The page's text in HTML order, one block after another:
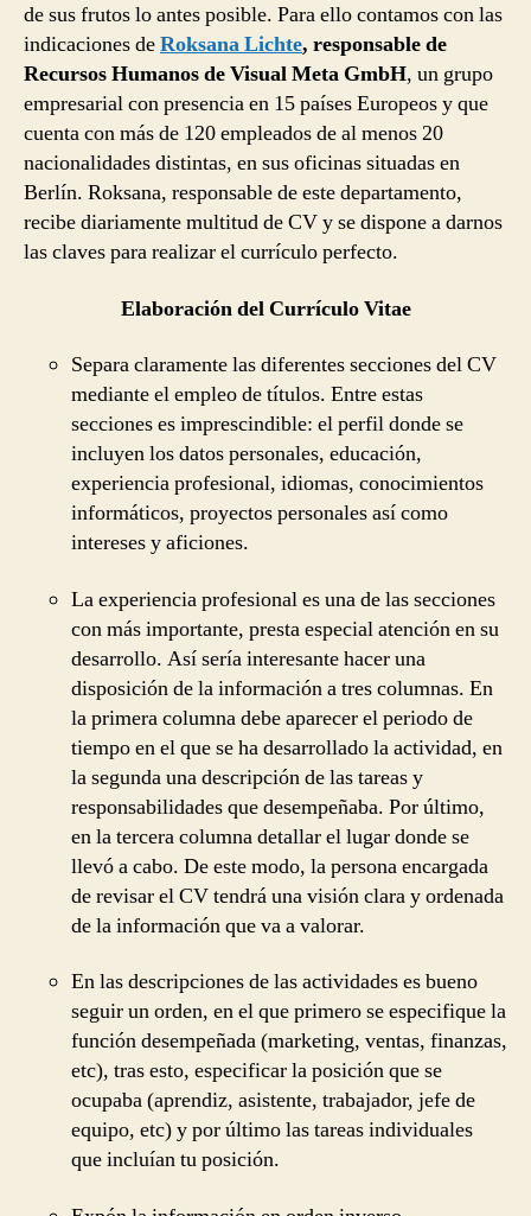
de sus frutos lo antes posible. Para ello contamos con las
indicaciones deRoksana Lichte, responsable de
Recursos Humanos de Visual Meta GmbH, un grupo
empresarial con presencia en 15 países Europeos y que
cuenta con más de 120 empleados de al menos 20
nacionalidades distintas, en sus oficinas situadas en
Berlín. Roksana, responsable de este departamento,
recibe diariamente multitud de CV y se dispone a darnos
las claves para realizar el currículo perfecto.
Elaboración del Currículo Vitae
Separa claramente las diferentes secciones del CV
mediante el empleo de títulos. Entre estas
secciones es imprescindible: el perfil donde se
incluyen los datos personales, educación,
experiencia profesional, idiomas, conocimientos
informáticos, proyectos personales así como
intereses y aficiones.
La experiencia profesional es una de las secciones
con más importante, presta especial atención en su
desarrollo. Así sería interesante hacer una
disposición de la información a tres columnas. En
la primera columna debe aparecer el periodo de
tiempo en el que se ha desarrollado la actividad, en
la segunda una descripción de las tareas y
responsabilidades que desempeñaba. Por último,
en la tercera columna detallar el lugar donde se
llevó a cabo. De este modo, la persona encargada
de revisar el CV tendrá una visión clara y ordenada
de la información que va a valorar.
En las descripciones de las actividades es bueno
seguir un orden, en el que primero se especifique la
función desempeñada (marketing, ventas, finanzas,
etc), tras esto, especificar la posición que se
ocupaba (aprendiz, asistente, trabajador, jefe de
equipo, etc) y por último las tareas individuales
que incluían tu posición.